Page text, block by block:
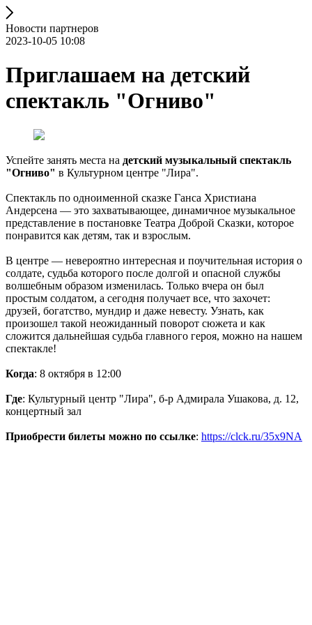
Новости партнеров
2023-10-05 10:08
Приглашаем на детский
спектакль "Огниво"
Успейте занять места на детский музыкальный спектакль
"Огниво" в Культурном центре "Лира".
Спектакль по одноименной сказке Ганса Христиана
Андерсена — это захватывающее, динамичное музыкальное
представление в постановке Театра Доброй Сказки, которое
понравится как детям, так и взрослым.
В центре — невероятно интересная и поучительная история о
солдате, судьба которого после долгой и опасной службы
волшебным образом изменилась. Только вчера он был
простым солдатом, а сегодня получает все, что захочет:
друзей, богатство, мундир и даже невесту. Узнать, как
произошел такой неожиданный поворот сюжета и как
сложится дальнейшая судьба главного героя, можно на нашем
спектакле!
Когда: 8 октября в 12:00
Где: Культурный центр "Лира", б-р Адмирала Ушакова, д. 12,
концертный зал
Приобрести билеты можно по ссылке: https://clck.ru/35x9NA